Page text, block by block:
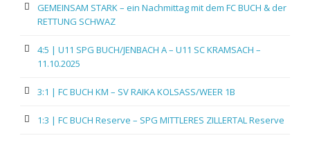
GEMEINSAM STARK – ein Nachmittag mit dem FC BUCH & der
RETTUNG SCHWAZ
4:5 | U11 SPG BUCH/JENBACH A – U11 SC KRAMSACH –
11.10.2025
3:1 | FC BUCH KM – SV RAIKA KOLSASS/WEER 1B
1:3 | FC BUCH Reserve – SPG MITTLERES ZILLERTAL Reserve